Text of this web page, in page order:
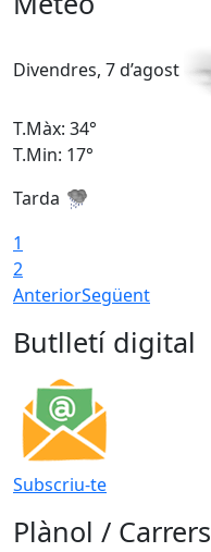
Divendres, 7 d’agost
T.Màx: 34°
T.Min: 17°
Tarda
1
2
AnteriorSegüent
Butlletí digital
Subscriu-te
Plànol / Carrers